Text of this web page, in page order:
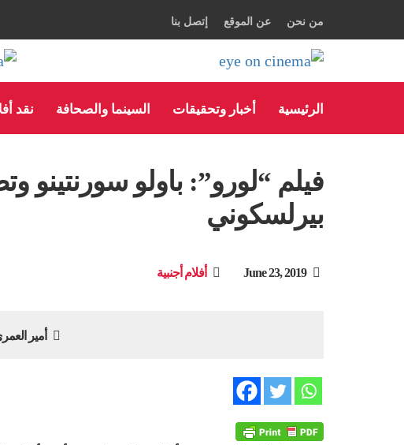
من نحن عن الموقع إتصل بنا
الرئيسية أخبار وتحقيقات السينما والصحافة نقد
فيلم “لورو”: باولو سورنتينو
بيرلسكوني
June 23, 2019 أفلام أجنبية
أمير